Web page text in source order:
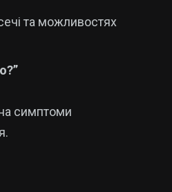
та можливостях
симптоми